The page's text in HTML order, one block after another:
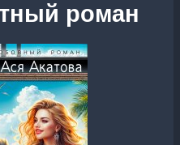
роман